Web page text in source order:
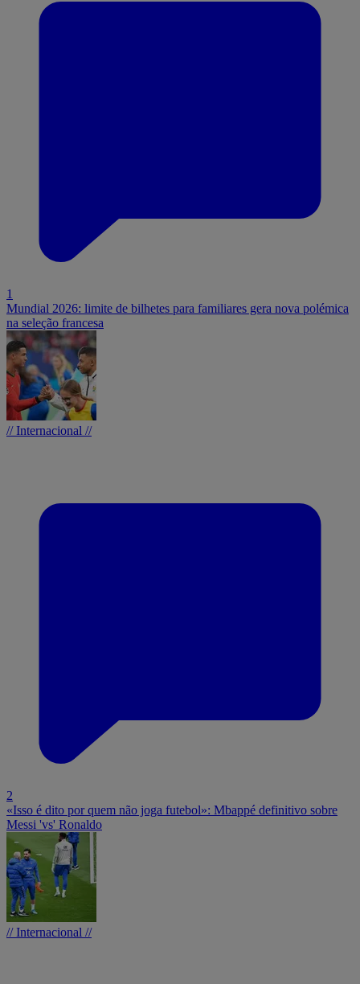
1
Mundial 2026: limite de bilhetes para familiares gera nova polémica
na seleção francesa
// Internacional //
2
«Isso é dito por quem não joga futebol»: Mbappé definitivo sobre
Messi 'vs' Ronaldo
// Internacional //